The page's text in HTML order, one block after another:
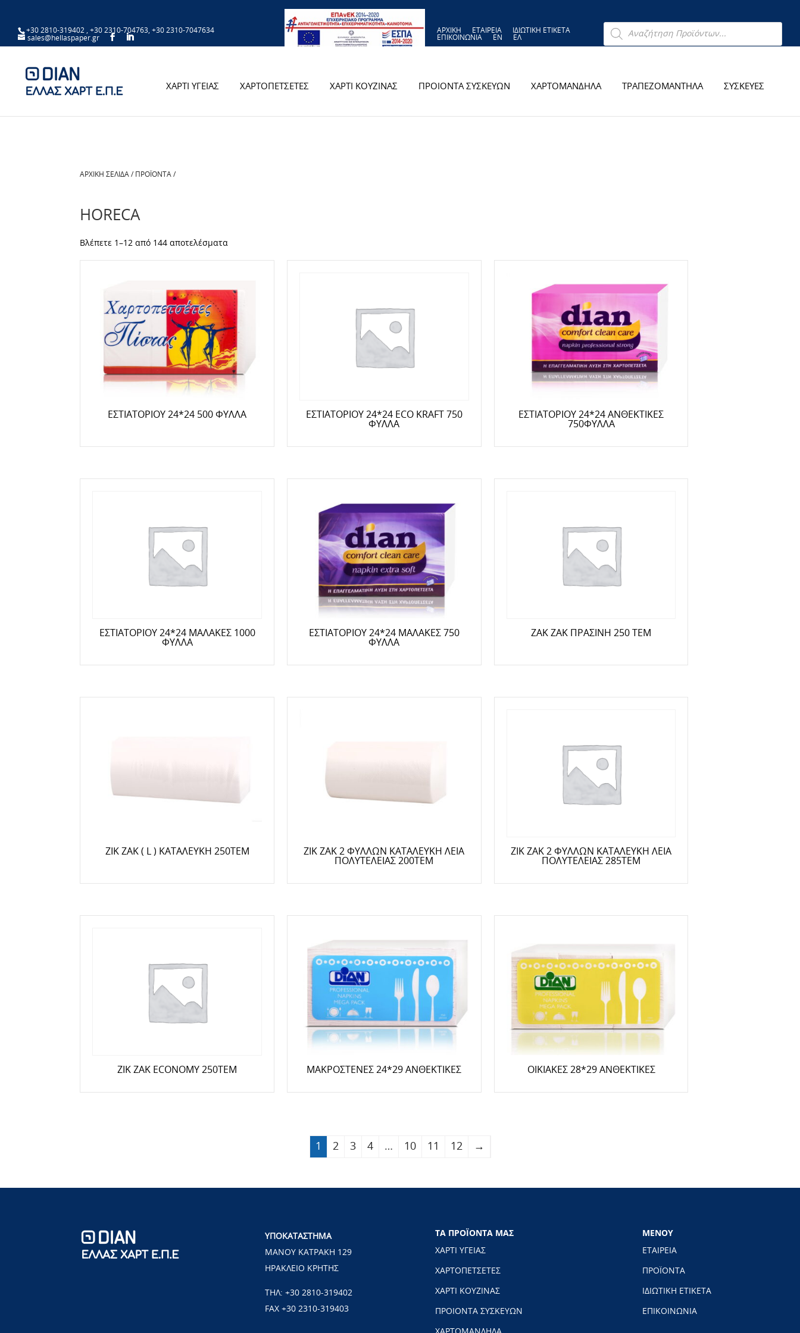
+30 2810-319402 +30 2310-704763 +30 2310-7047634
sales@hellaspaper.gr
ΑΡΧΙΚΗ ΕΤΑΙΡΕΙΑ
ΙΔΙΩΤΙΚΗ ΕΤΙΚΕΤΑ
ΕΠΙΚΟΙΝΩΝΙΑ
EN ΕΛ
Products
search
ΧΑΡΤΙ ΥΓΕΙΑΣ ΧΑΡΤΟΠΕΤΣΕΤΕΣ ΧΑΡΤΙ ΚΟΥΖΙΝΑΣ ΠΡΟΙΟΝΤΑ ΣΥΣΚΕΥΩΝ ΧΑΡΤΟΜΑΝΔΗΛΑ ΤΡΑΠΕΖΟΜΑΝΤΗΛΑ ΣΥΣΚΕΥΕΣ
ΑΡΧΙΚΉ ΣΕΛΊΔΑ / ΠΡΟΪΌΝΤΑ /
HORECA
Βλέπετε 1–12 από 144 αποτελέσματα
ΕΣΤΙΑΤΟΡΙΟΥ 24*24 500 ΦΥΛΛΑ
ΕΣΤΙΑΤΟΡΙΟΥ 24*24 ECO KRAFT 750
ΦΥΛΛΑ
ΕΣΤΙΑΤΟΡΙΟΥ 24*24 ΑΝΘΕΚΤΙΚΕΣ
750ΦΥΛΛΑ
ΕΣΤΙΑΤΟΡΙΟΥ 24*24 ΜΑΛΑΚΕΣ 1000
ΦΥΛΛΑ
ΕΣΤΙΑΤΟΡΙΟΥ 24*24 ΜΑΛΑΚΕΣ 750
ΦΥΛΛΑ
ΖΑΚ ΖΑΚ ΠΡΑΣΙΝΗ 250 ΤΕΜ
ΖΙΚ ΖΑΚ ( L ) ΚΑΤΑΛΕΥΚΗ 250ΤΕΜ
ΖΙΚ ΖΑΚ 2 ΦΥΛΛΩΝ ΚΑΤΑΛΕΥΚΗ ΛΕΙΑ
ΠΟΛΥΤΕΛΕΙΑΣ 200ΤΕΜ
ΖΙΚ ΖΑΚ 2 ΦΥΛΛΩΝ ΚΑΤΑΛΕΥΚΗ ΛΕΙΑ
ΠΟΛΥΤΕΛΕΙΑΣ 285ΤΕΜ
ΖΙΚ ΖΑΚ ECONOMY 250ΤΕΜ ΜΑΚΡΟΣΤΕΝΕΣ 24*29 ΑΝΘΕΚΤΙΚΕΣ ΟΙΚΙΑΚΕΣ 28*29 ΑΝΘΕΚΤΙΚΕΣ
1 2 3 4 … 10 11 12 →
ΥΠΟΚΑΤΑΣΤΗΜΑ
ΜΑΝΟΥ ΚΑΤΡΑΚΗ 129
ΗΡΑΚΛΕΙΟ ΚΡΗΤΗΣ
ΤΗΛ:+30 2810-319402
FAX +30 2310-319403
ΤΑ ΠΡΟΪΟΝΤΑ ΜΑΣ
ΧΑΡΤΙ ΥΓΕΙΑΣ
ΧΑΡΤΟΠΕΤΣΕΤΕΣ
ΧΑΡΤΙ ΚΟΥΖΙΝΑΣ
ΠΡΟΙΟΝΤΑ ΣΥΣΚΕΥΩΝ
ΜΕΝΟΥ
ΕΤΑΙΡΕΙΑ
ΠΡΟΪΟΝΤΑ
ΙΔΙΩΤΙΚΗ ΕΤΙΚΕΤΑ
ΕΠΙΚΟΙΝΩΝΙΑ